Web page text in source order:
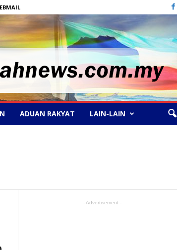
ADUAN RAKYAT LAIN-LAIN
- Advertisement -